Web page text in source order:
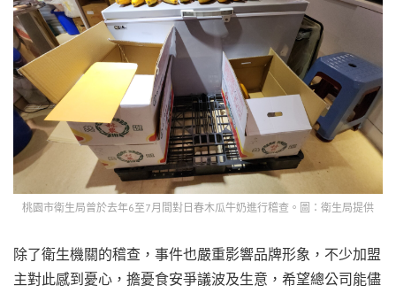
桃園市衛生局曾於去年6至7月間對日春木瓜牛奶進行稽查。圖：衛生局提供
除了衛生機關的稽查，事件也嚴重影響品牌形象，不少加盟
主對此感到憂心，擔憂食安爭議波及生意，希望總公司能儘